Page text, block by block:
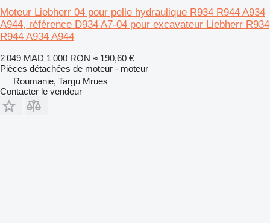
Moteur Liebherr 04 pour pelle hydraulique R934 R944 A934
A944, référence D934 A7-04 pour excavateur Liebherr R934
R944 A934 A944
2 049 MAD 1 000 RON ≈ 190,60 €
Pièces détachées de moteur - moteur
Roumanie, Targu Mrues
Contacter le vendeur